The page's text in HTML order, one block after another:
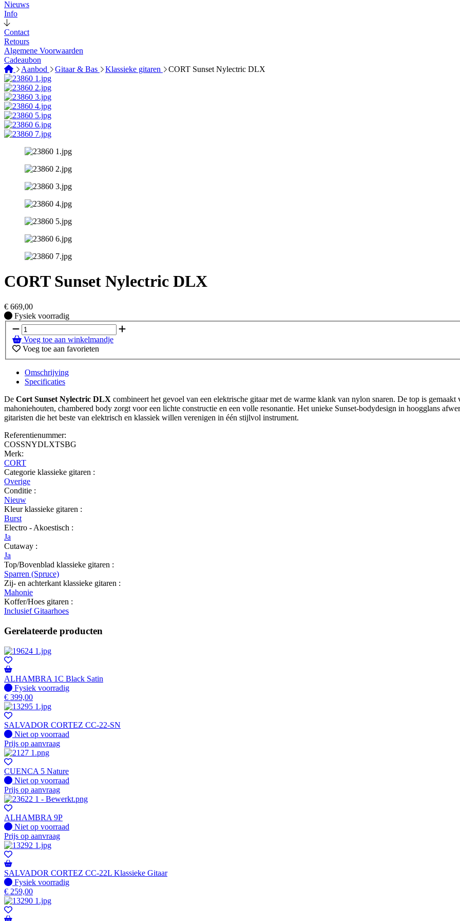
Nieuws
Info
Contact
Retours
Algemene Voorwaarden
Cadeaubon
Aanbod
Gitaar & Bas Klassieke gitaren CORT Sunset Nylectric DLX
CORT Sunset Nylectric DLX
€ 669,00
Fysiek voorradig
Fysiek voorradig
Voeg toe aan winkelmandje
Voeg toe aan favorieten
Omschrijving
Specificaties
De Cort Sunset Nylectric DLX combineert het gevoel van een elektrische gitaar met de warme klank van nylon snaren. De top is
mahoniehouten, chambered body zorgt voor een lichte constructie en een volle resonantie. Het unieke Sunset-bodydesign in hoogglans
gitaristen die het beste van elektrisch en klassiek willen verenigen in één stijlvol instrument.
Referentienummer:
COSSNYDLXTSBG
Merk:
CORT
Categorie klassieke gitaren :
Overige
Conditie :
Nieuw
Kleur klassieke gitaren :
Burst
Electro - Akoestisch :
Ja
Cutaway :
Ja
Top/Bovenblad klassieke gitaren :
Sparren (Spruce)
Zij- en achterkant klassieke gitaren :
Mahonie
Koffer/Hoes gitaren :
Inclusief Gitaarhoes
Gerelateerde producten
ALHAMBRA 1C Black Satin
Fysiek voorradig
Fysiek voorradig
€ 399,00
SALVADOR CORTEZ CC-22-SN
Fysiek voorradig
Niet op voorraad
Prijs op aanvraag
CUENCA 5 Nature
Fysiek voorradig
Niet op voorraad
Prijs op aanvraag
ALHAMBRA 9P
Fysiek voorradig
Niet op voorraad
Prijs op aanvraag
SALVADOR CORTEZ CC-22L Klassieke Gitaar
Fysiek voorradig
Fysiek voorradig
€ 259,00